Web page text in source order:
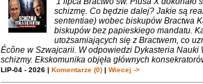
schizmę. Co będzie dalej? Jakie są
sententiae) wobec biskupów Bractwa
biskupów bez papieskiego mandatu.
utożsamiających się z Bractwem, co
Écône w Szwajcarii. W odpowiedzi Dykasteria Nauki
schizmy. Ekskomunika objęła głównych
LIP-04 - 2026 | Komentarze (0)| Wiecej ->